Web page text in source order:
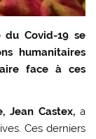
du Covid-19 se
humanitaires
face à ces
Jean Castex, a
Ces derniers